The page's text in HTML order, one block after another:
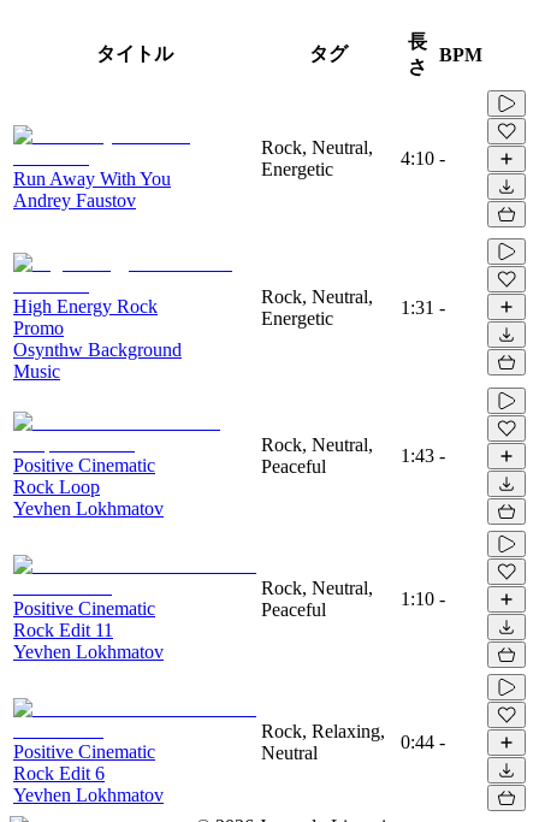
タイトル タグ
長
さ
BPM
Run Away With You
Andrey Faustov
Rock, Neutral,
Energetic
4:10 -
High Energy Rock
Promo
Osynthw Background
Music
Rock, Neutral,
Energetic
1:31 -
Positive Cinematic
Rock Loop
Yevhen Lokhmatov
Rock, Neutral,
Peaceful
1:43 -
Positive Cinematic
Rock Edit 11
Yevhen Lokhmatov
Rock, Neutral,
Peaceful
1:10 -
Positive Cinematic
Rock Edit 6
Yevhen Lokhmatov
Rock, Relaxing,
Neutral
0:44 -